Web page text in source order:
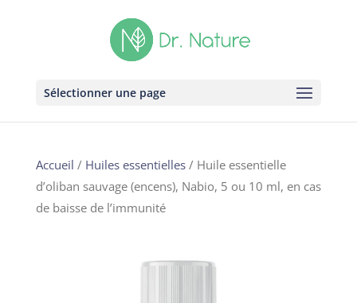
Sélectionner une page
Accueil / Huiles essentielles/ Huile essentielle
d’oliban sauvage (encens), Nabio, 5 ou 10 ml, en cas
de baisse de l’immunité